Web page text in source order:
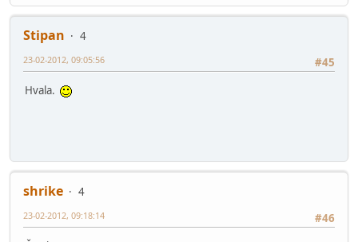
Stipan
4
#45
23-02-2012, 09:05:56
Hvala.
shrike
4
#46
23-02-2012, 09:18:14